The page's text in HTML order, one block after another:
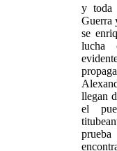
y toda
Guerra
se
lucha
llegan
el